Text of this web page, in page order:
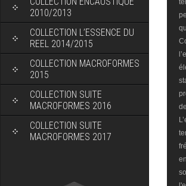
2010/2013
COLLECTION L’ESSENCE DU
REEL 2014/2015
COLLECTION MACROFORMES
2015
COLLECTION SUITE
MACROFORMES 2016
COLLECTION SUITE
MACROFORMES 2017